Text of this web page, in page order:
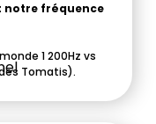
notre fréquence
1 200Hz vs
Tomatis).